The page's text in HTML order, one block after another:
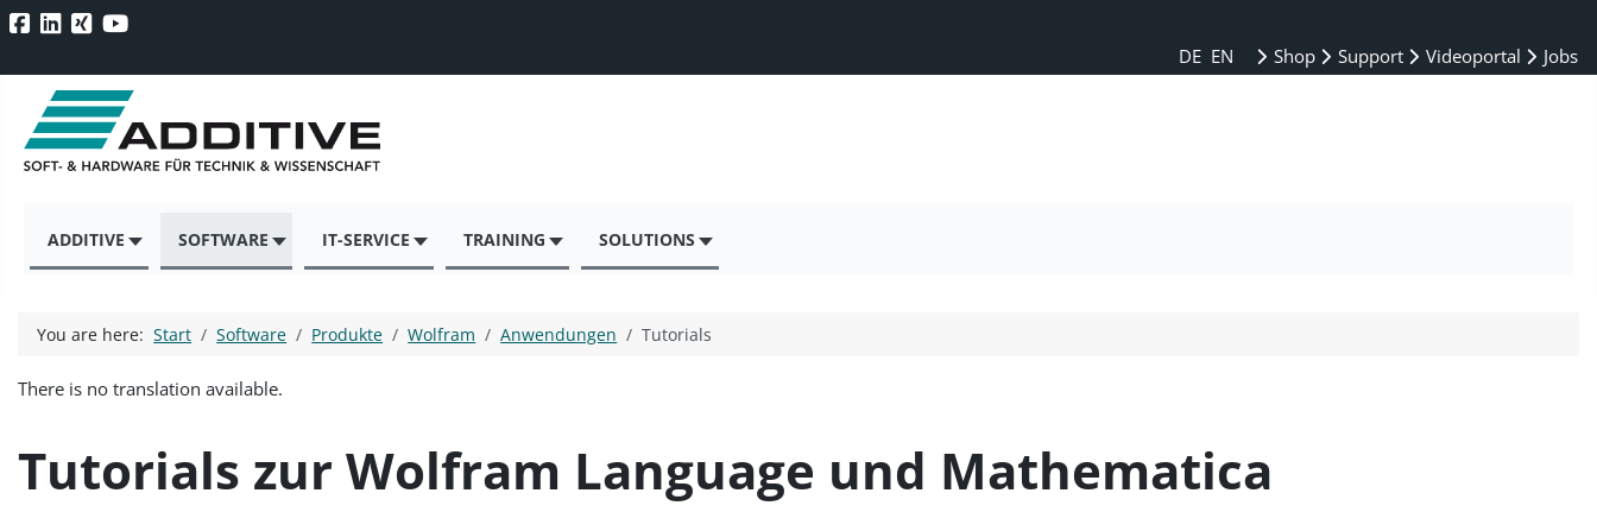
DE EN Shop Support Videoportal Jobs
ADDITIVE SOFTWARE IT-SERVICE TRAINING SOLUTIONS
You are here:Start Software Produkte Wolfram Anwendungen Tutorials
There is no translation available.
Tutorials zur Wolfram Language und Mathematica